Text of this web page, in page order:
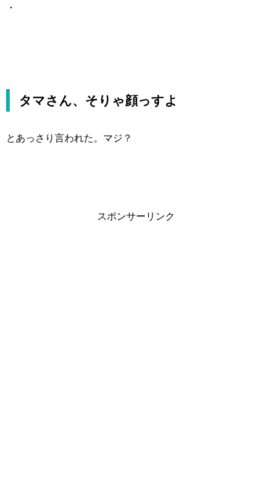
・
タマさん、そりゃ顔っすよ
とあっさり言われた。マジ？
スポンサーリンク